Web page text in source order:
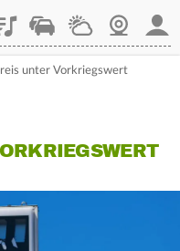
StaupilotWetterWebcam
unter Vorkriegswert